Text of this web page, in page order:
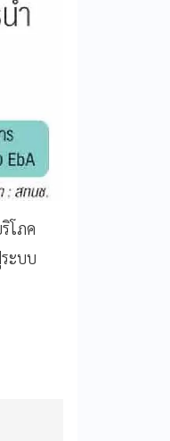
โภค
ะบบ